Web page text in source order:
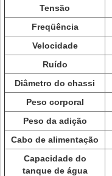
Tensão
Freqüência
Velocidade
Ruído
Diâmetro do chassi
Peso corporal
Peso da adição
Cabo de alimentação
Capacidade do
tanque de água